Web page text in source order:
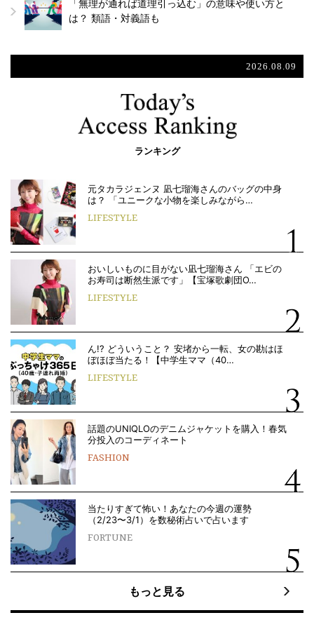
「無理が通れば道理引っ込む」の意味や使い方と
は？ 類語・対義語も
2026.08.09
ランキング
元タカラジェンヌ 凪七瑠海さんのバッグの中身
は？ 「ユニークな小物を楽しみながら…
LIFESTYLE
おいしいものに目がない凪七瑠海さん 「エビの
お寿司は断然生派です」【宝塚歌劇団O…
LIFESTYLE
ん!? どういうこと？ 安堵から一転、女の勘はほ
ぼほぼ当たる！【中学生ママ（40…
LIFESTYLE
話題のUNIQLOのデニムジャケットを購入！春気
分投入のコーディネート
FASHION
当たりすぎて怖い！あなたの今週の運勢
（2/23〜3/1）を数秘術占いで占います
FORTUNE
もっと見る